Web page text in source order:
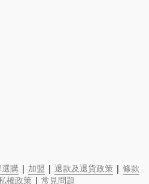
購 | 加盟 | 退款及退貨政策 | 條款
權政策 | 常見問題